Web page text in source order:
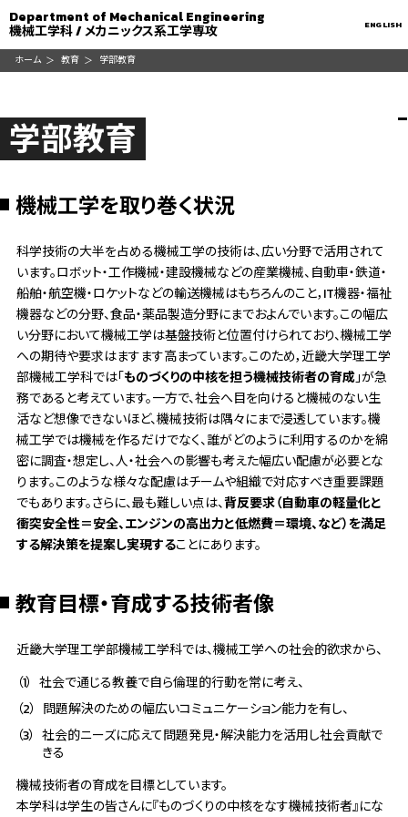
Department of Mechanical Engineering
機械工学科 / メカニックス系工学専攻 ENGLISH
学部教育
機械工学を取り巻く状況
科学技術の大半を占める機械工学の技術は、広い分野で活用されて
います。ロボット・工作機械・建設機械などの産業機械、自動車・鉄道・
船舶・航空機・ロケットなどの輸送機械はもちろんのこと，IT機器・福祉
機器などの分野、食品・薬品製造分野にまでおよんでいます。この幅広
い分野において機械工学は基盤技術と位置付けられており、機械工学
への期待や要求はますます高まっています。このため，近畿大学理工学
部機械工学科では「ものづくりの中核を担う機械技術者の育成」が急
務であると考えています。一方で、社会へ目を向けると機械のない生
活など想像できないほど、機械技術は隅々にまで浸透しています。機
械工学では機械を作るだけでなく、誰がどのように利用するのかを綿
密に調査・想定し、人・社会への影響も考えた幅広い配慮が必要とな
ります。このような様々な配慮はチームや組織で対応すべき重要課題
でもあります。さらに、最も難しい点は、背反要求（自動車の軽量化と
衝突安全性＝安全、エンジンの高出力と低燃費＝環境、など）を満足
する解決策を提案し実現することにあります。
教育目標・育成する技術者像
近畿大学理工学部機械工学科では、機械工学への社会的欲求から、
（1） 社会で通じる教養で自ら倫理的行動を常に考え、
（2） 問題解決のための幅広いコミュニケーション能力を有し、
（3） 社会的ニーズに応えて問題発見・解決能力を活用し社会貢献で
きる
機械技術者の育成を目標としています。
本学科は学生の皆さんに『ものづくりの中核をなす機械技術者』にな
ホーム 教育 学部教育